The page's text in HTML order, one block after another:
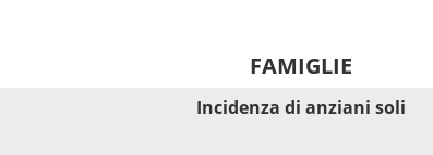
FAMIGLIE
Incidenza di anziani soli